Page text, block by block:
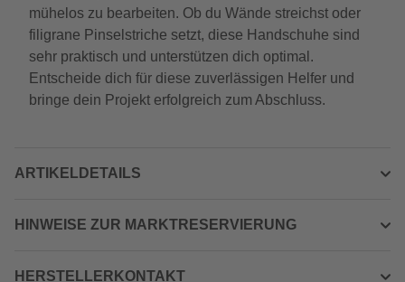
mühelos zu bearbeiten. Ob du Wände streichst oder
filigrane Pinselstriche setzt, diese Handschuhe sind
sehr praktisch und unterstützen dich optimal.
Entscheide dich für diese zuverlässigen Helfer und
bringe dein Projekt erfolgreich zum Abschluss.
ARTIKELDETAILS
HINWEISE ZUR MARKTRESERVIERUNG
HERSTELLERKONTAKT